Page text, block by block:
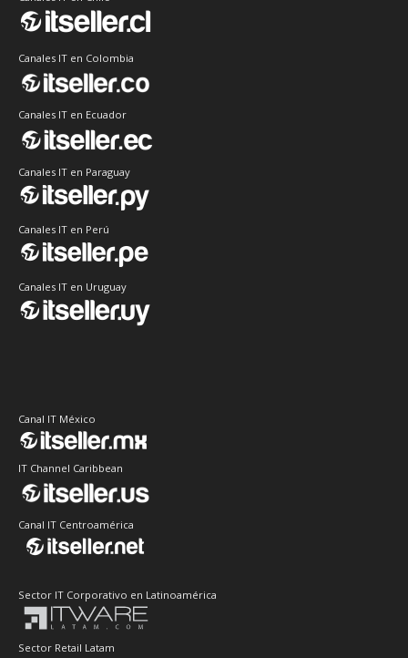
Canales IT en Colombia
Canales IT en Ecuador
Canales IT en Paraguay
Canales IT en Perú
Canales IT en Uruguay
Canal IT México
IT Channel Caribbean
Canal IT Centroamérica
Sector IT Corporativo en Latinoamérica
Sector Retail Latam